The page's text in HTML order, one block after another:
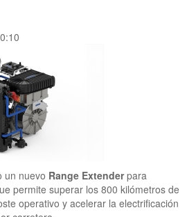
un nuevo Range Extenderpara
permite superar los 800 kilómetros de
operativo y acelerar la electrificación